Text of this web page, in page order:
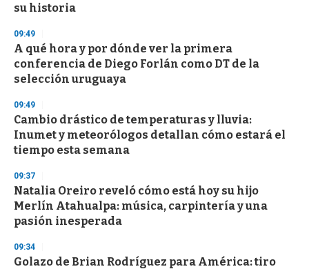
su historia
09:49
A qué hora y por dónde ver la primera
conferencia de Diego Forlán como DT de la
selección uruguaya
09:49
Cambio drástico de temperaturas y lluvia:
Inumet y meteorólogos detallan cómo estará el
tiempo esta semana
09:37
Natalia Oreiro reveló cómo está hoy su hijo
Merlín Atahualpa: música, carpintería y una
pasión inesperada
09:34
Golazo de Brian Rodríguez para América: tiro